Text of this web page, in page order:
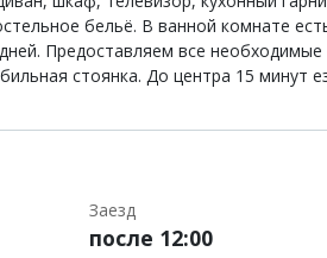
бельё. В ванной комнате
Предоставляем все
стоянка. До центра 15 минут
Заезд
после 12:00